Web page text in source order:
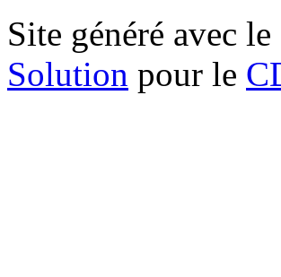
Site généré avec
Solution pour le